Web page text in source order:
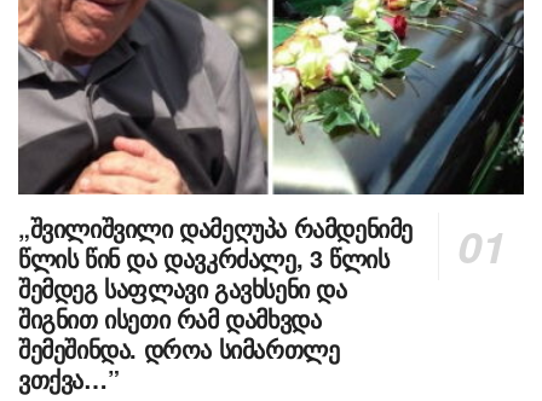
„შვილიშვილი დამეღუპა რამდენიმე
წლის წინ და დავკრძალე, 3 წლის
შემდეგ საფლავი გავხსენი და
შიგნით ისეთი რამ დამხვდა
შემეშინდა. დროა სიმართლე
ვთქვა…”